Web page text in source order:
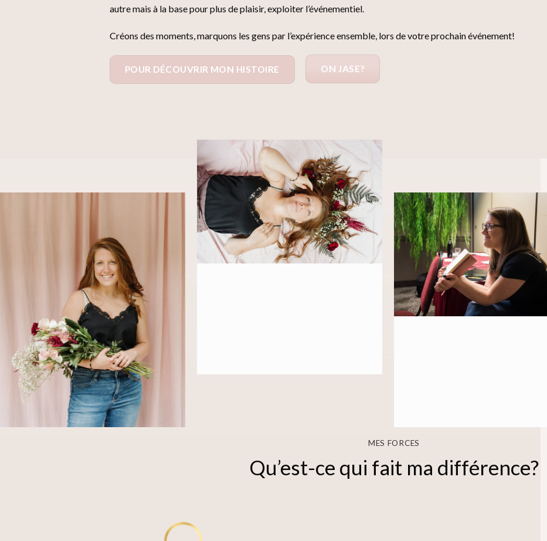
autre mais à la base pour plus de plaisir, exploiter l’événementiel.
Créons des moments, marquons les gens par l’expérience ensemble, lors de votre prochain événement!
POUR DÉCOUVRIR MON HISTOIRE ON JASE?
MES FORCES
Qu’est-ce qui fait ma différence?